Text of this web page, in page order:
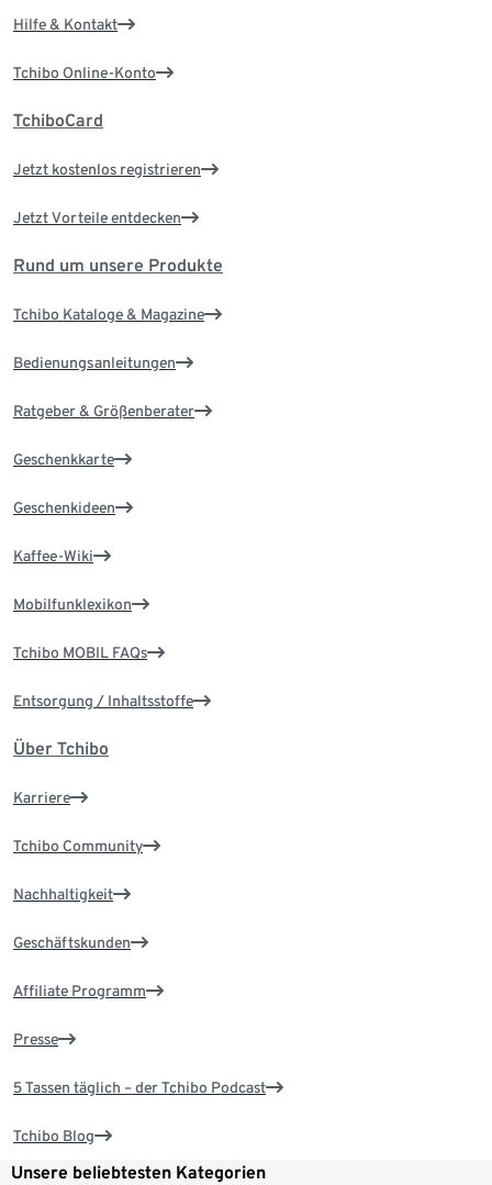
Hilfe & Kontakt
Tchibo Online-Konto
TchiboCard
Jetzt kostenlos registrieren
Jetzt Vorteile entdecken
Rund um unsere Produkte
Tchibo Kataloge & Magazine
Bedienungsanleitungen
Ratgeber & Größenberater
Geschenkkarte
Geschenkideen
Kaffee-Wiki
Mobilfunklexikon
Tchibo MOBIL FAQs
Entsorgung / Inhaltsstoffe
Über Tchibo
Karriere
Tchibo Community
Nachhaltigkeit
Geschäftskunden
Affiliate Programm
Presse
5 Tassen täglich – der Tchibo Podcast
Tchibo Blog
Unsere beliebtesten Kategorien